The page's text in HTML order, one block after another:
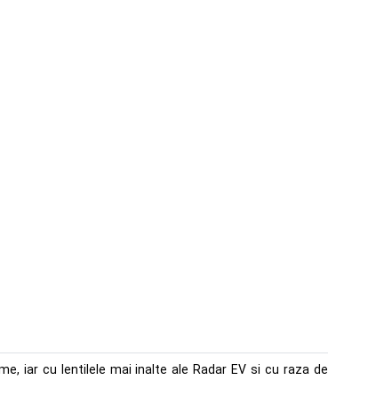
iar cu lentilele mai inalte ale Radar EV si cu raza de